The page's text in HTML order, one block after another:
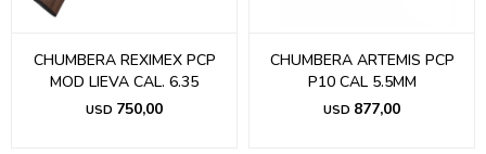
CHUMBERA REXIMEX PCP
MOD LIEVA CAL. 6.35
USD 750,00
CHUMBERA ARTEMIS PCP
P10 CAL 5.5MM
USD 877,00